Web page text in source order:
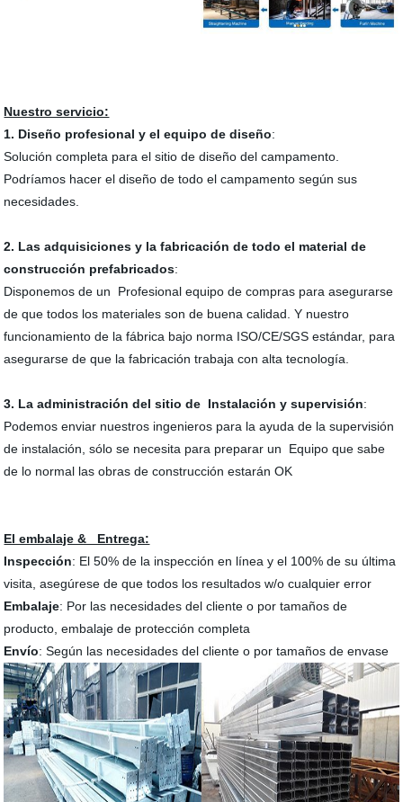
Nuestro servicio:
1. Diseño profesional y el equipo de diseño:
Solución completa para el sitio de diseño del campamento.
Podríamos hacer el diseño de todo el campamento según sus
necesidades.
2. Las adquisiciones y la fabricación de todo el material de
construcción prefabricados:
Disponemos de un Profesional equipo de compras para asegurarse
de que todos los materiales son de buena calidad. Y nuestro
funcionamiento de la fábrica bajo norma ISO/CE/SGS estándar, para
asegurarse de que la fabricación trabaja con alta tecnología.
3. La administración del sitio de Instalación y supervisión:
Podemos enviar nuestros ingenieros para la ayuda de la supervisión
de instalación, sólo se necesita para preparar un Equipo que sabe
de lo normal las obras de construcción estarán OK
El embalaje & Entrega:
Inspección: El 50% de la inspección en línea y el 100% de su última
visita, asegúrese de que todos los resultados w/o cualquier error
Embalaje: Por las necesidades del cliente o por tamaños de
producto, embalaje de protección completa
Envío: Según las necesidades del cliente o por tamaños de envase